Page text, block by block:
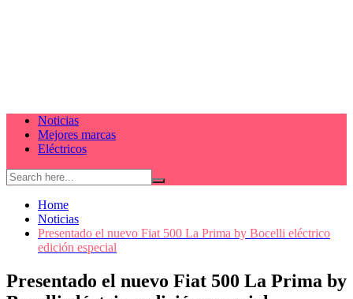
Noticias
Mejores marcas
Eléctricos
Home
Noticias
Presentado el nuevo Fiat 500 La Prima by Bocelli eléctrico
edición especial
Presentado el nuevo Fiat 500 La Prima by